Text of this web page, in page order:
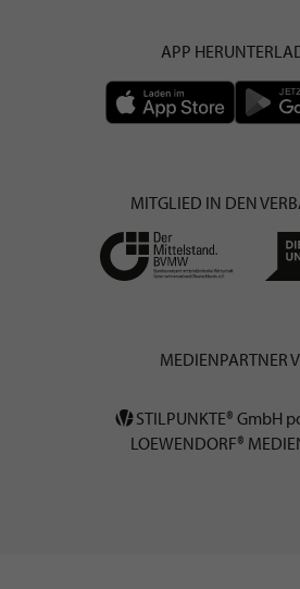
APP
MITGLIED IN DEN
MEDIENPARTNER
STILPUNKTE® GmbH
LOEWENDORF®